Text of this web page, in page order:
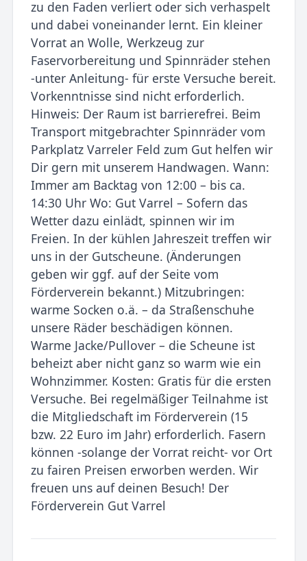
zu den Faden verliert oder sich verhaspelt
und dabei voneinander lernt. Ein kleiner
Vorrat an Wolle, Werkzeug zur
Faservorbereitung und Spinnräder stehen
-unter Anleitung- für erste Versuche bereit.
Vorkenntnisse sind nicht erforderlich.
Hinweis: Der Raum ist barrierefrei. Beim
Transport mitgebrachter Spinnräder vom
Parkplatz Varreler Feld zum Gut helfen wir
Dir gern mit unserem Handwagen. Wann:
Immer am Backtag von 12:00 – bis ca.
14:30 Uhr Wo: Gut Varrel – Sofern das
Wetter dazu einlädt, spinnen wir im
Freien. In der kühlen Jahreszeit treffen wir
uns in der Gutscheune. (Änderungen
geben wir ggf. auf der Seite vom
Förderverein bekannt.) Mitzubringen:
warme Socken o.ä. – da Straßenschuhe
unsere Räder beschädigen können.
Warme Jacke/Pullover – die Scheune ist
beheizt aber nicht ganz so warm wie ein
Wohnzimmer. Kosten: Gratis für die ersten
Versuche. Bei regelmäßiger Teilnahme ist
die Mitgliedschaft im Förderverein (15
bzw. 22 Euro im Jahr) erforderlich. Fasern
können -solange der Vorrat reicht- vor Ort
zu fairen Preisen erworben werden. Wir
freuen uns auf deinen Besuch! Der
Förderverein Gut Varrel